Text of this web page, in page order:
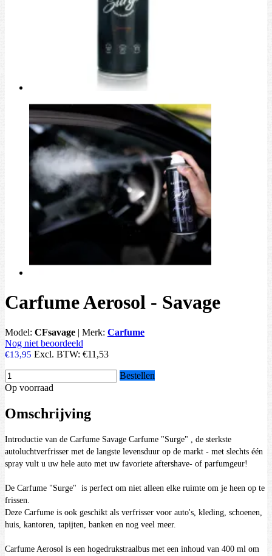
Carfume Aerosol - Savage
Model: CFsavage | Merk: Carfume
Nog niet beoordeeld
€13,95 Excl. BTW: €11,53
Bestellen
Op voorraad
Omschrijving
Introductie van de Carfume Savage Carfume "Surge" , de sterkste
autoluchtverfrisser met de langste levensduur op de markt - met slechts één
spray vult u uw hele auto met uw favoriete aftershave- of parfumgeur!
De Carfume "Surge" is perfect om niet alleen elke ruimte om je heen op te
frissen.
Deze Carfume is ook geschikt als verfrisser voor auto's, kleding, schoenen,
huis, kantoren, tapijten, banken en nog veel meer.
Carfume Aerosol is een hogedrukstraalbus met een inhoud van 400 ml om